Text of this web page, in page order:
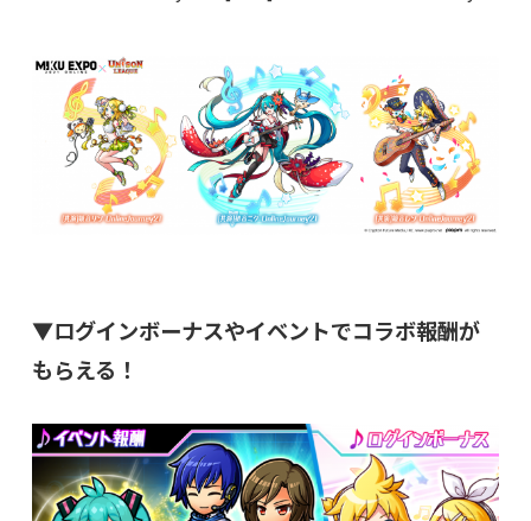
▼ログインボーナスやイベントでコラボ報酬が
もらえる！